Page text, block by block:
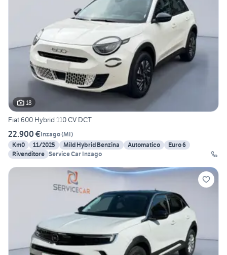
18
Fiat 600 Hybrid 110 CV DCT
22.900 €Inzago(MI)
Km0
11/2025 Mild Hybrid Benzina Automatico
Euro 6
Rivenditore Service Car Inzago